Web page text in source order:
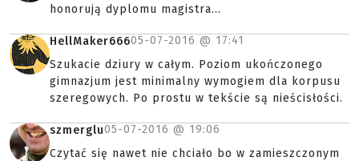
honorują dyplomu magistra...
HellMaker66605-07-2016 @ 17:41
Szukacie dziury w całym. Poziom ukończonego
gimnazjum jest minimalny wymogiem dla korpusu
szeregowych. Po prostu w tekście są nieścisłości.
szmerglu05-07-2016 @ 19:06
Czytać się nawet nie chciało bo w zamieszczonym